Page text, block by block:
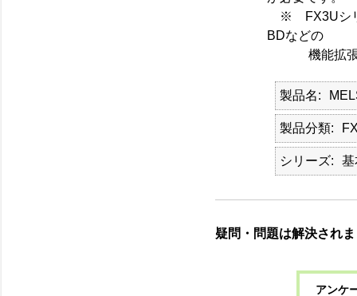
※ FX3Uシリ
BDなどの
機能拡張ボ
製品名
製品分類
シリーズ 基
疑問・問題は解決され
アンケ